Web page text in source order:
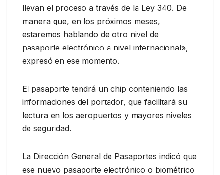
llevan el proceso a través de la Ley 340. De
manera que, en los próximos meses,
estaremos hablando de otro nivel de
pasaporte electrónico a nivel internacional»,
expresó en ese momento.
El pasaporte tendrá un chip conteniendo las
informaciones del portador, que facilitará su
lectura en los aeropuertos y mayores niveles
de seguridad.
La Dirección General de Pasaportes indicó que
ese nuevo pasaporte electrónico o biométrico